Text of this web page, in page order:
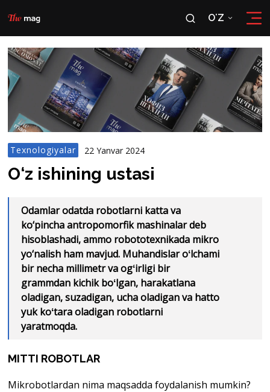
OʻZ
RU
OʻZ
Texnologiyalar 22 Yanvar 2024
O‘z ishining ustasi
Odamlar odatda robotlarni katta va
ko‘pincha antropomorfik mashinalar deb
hisoblashadi, ammo robototexnikada mikro
yo‘nalish ham mavjud. Muhandislar oʻlchami
bir necha millimetr va ogʻirligi bir
grammdan kichik boʻlgan, harakatlana
oladigan, suzadigan, ucha oladigan va hatto
yuk koʻtara oladigan robotlarni
yaratmoqda.
MITTI ROBOTLAR
Mikrobotlardan nima maqsadda foydalanish mumkin?